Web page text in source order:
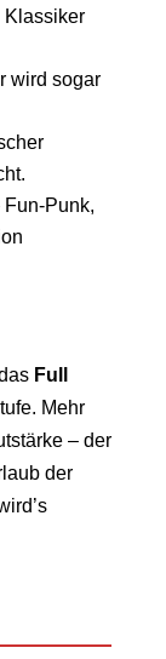
Klassiker
wird sogar
Punk,
Full
Mehr
– der
der